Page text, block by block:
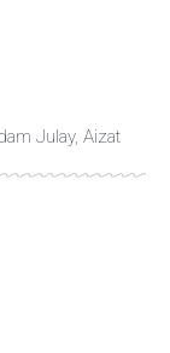
Julay, Aizat